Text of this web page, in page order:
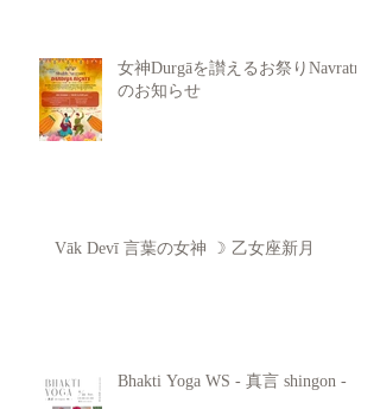
女神Durgāを讃えるお祭りNavratri
のお知らせ
Vāk Devī 言葉の女神 ☽ 乙女座新月
Bhakti Yoga WS - 真言 shingon -